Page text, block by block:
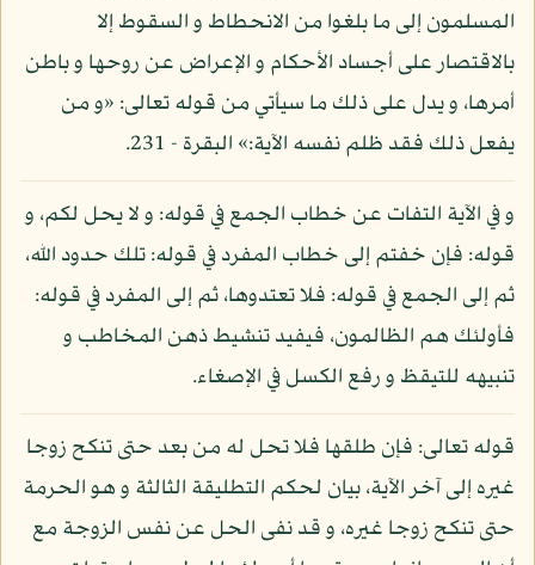
المسلمون إلى ما بلغوا من الانحطاط و السقوط إلا
بالاقتصار على أجساد الأحكام و الإعراض عن روحها و باطن
أمرها، و يدل على ذلك ما سيأتي من قوله تعالى: «و من
يفعل ذلك فقد ظلم نفسه الآية:» البقرة - 231.
و في الآية التفات عن خطاب الجمع في قوله: و لا يحل لكم، و
قوله: فإن خفتم إلى خطاب المفرد في قوله: تلك حدود الله،
ثم إلى الجمع في قوله: فلا تعتدوها، ثم إلى المفرد في قوله:
فأولئك هم الظالمون، فيفيد تنشيط ذهن المخاطب و
تنبيهه للتيقظ و رفع الكسل في الإصغاء.
قوله تعالى: فإن طلقها فلا تحل له من بعد حتى تنكح زوجا
غيره إلى آخر الآية، بيان لحكم التطليقة الثالثة و هو الحرمة
حتى تنكح زوجا غيره، و قد نفى الحل عن نفس الزوجة مع